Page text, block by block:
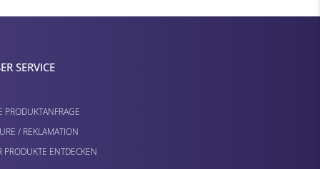
SERVICE
PRODUKTANFRAGE
/ REKLAMATION
PRODUKTE ENTDECKEN